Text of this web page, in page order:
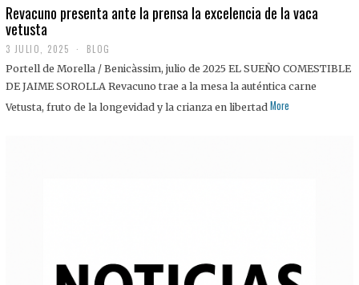
Revacuno presenta ante la prensa la excelencia de la vaca
vetusta
3 JULIO, 2025
J
U
I
BLOG
Portell de Morella / Benicàssim, julio de 2025 EL SUEÑO COMESTIBLE
DE JAIME SOROLLA Revacuno trae a la mesa la auténtica carne
Vetusta, fruto de la longevidad y la crianza en libertad More